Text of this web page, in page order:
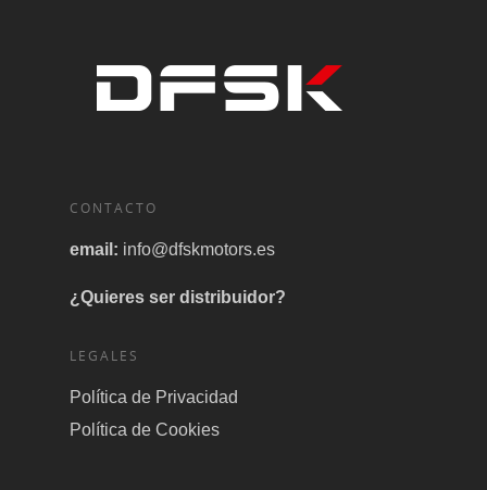
CONTACTO
email: info@dfskmotors.es
¿Quieres ser distribuidor?
LEGALES
Política de Privacidad
Política de Cookies